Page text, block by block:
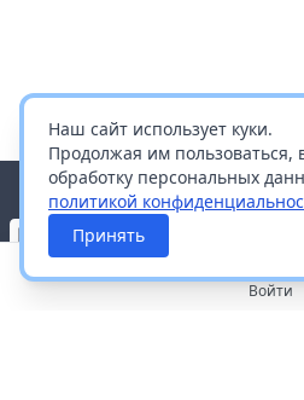
Наш сайт использует куки.
Продолжая им пользоваться,
обработку персональных
политикой
Принять
Войти